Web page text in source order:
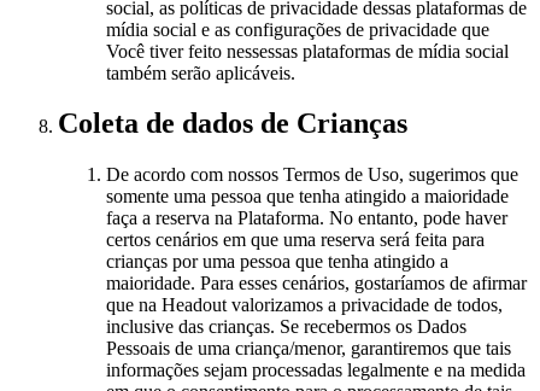
social, as políticas de privacidade dessas plataformas de
mídia social e as configurações de privacidade que
Você tiver feito nessessas plataformas de mídia social
também serão aplicáveis.
Coleta de dados de Crianças
De acordo com nossos Termos de Uso, sugerimos que
somente uma pessoa que tenha atingido a maioridade
faça a reserva na Plataforma. No entanto, pode haver
certos cenários em que uma reserva será feita para
crianças por uma pessoa que tenha atingido a
maioridade. Para esses cenários, gostaríamos de afirmar
que na Headout valorizamos a privacidade de todos,
inclusive das crianças. Se recebermos os Dados
Pessoais de uma criança/menor, garantiremos que tais
informações sejam processadas legalmente e na medida